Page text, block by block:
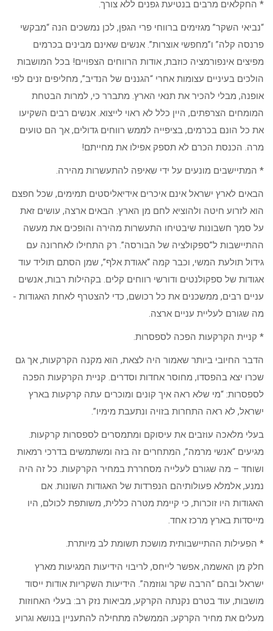
* החקלאים מרבים בנטיעת גפנים ללא צורך.
“נביאי השקר” מגזימים ברווחי פרי הגפן, לכן נמשכים הנה “מבקשי
פרנסה קלה” ו”מחפשי אוצרות”. אנשים שאינם מבינים בכרמים
מפיצים אינפורמציה כוזבת, אודות הרווחים הצפויים! בכל המושבות
הולכים בעיניים עצומות אחרי “הגננים של הנדיב”, מחליפים זנים לפי
אופנה, מבלי להכיר את תנאי הארץ. מתברר כי, למרות הבטחת
המומחים הצרפתים, היין כלל לא ראוי לייצוא. אנשים רבים השקיעו
את כל הונם בכרמים, בציפייה לממש רווחים גדולים, אך הם טועים
מרה. הכנסת הכרם לא תספק אפילו את מחייתם!
* המתיישבים מונעים על ידי שאיפה להתעשרות מהירה.
הבאים לארץ ישראל אינם איכרים אידיאליסטים תמימים, שכל חפצם
הוא לזרוע חיטה ולהוציא לחם מן הארץ. הבאים ארצה, עושים זאת
על סמך חשבונות שיבטיחו התעשרות מהירה והופכים את מעשה
ההתיישבות ל”ספקולציה של הבורסה”. רק התחילו לאחרונה עם
גידול תולעת המשי, וכבר קמה “אגודת אלף”, שמן הסתם תוליד עוד
אגודות של ספקולנטים ודורשי רווחים קלים. בקהילות רבות, אנשים
עניים רבים, ממשכנים את כל רכושם, כדי להצטרף לאחת האגודות -
מה שגורם לעליית עניים ארצה.
* קניית הקרקעות הפכה לספסרות.
הדבר החיובי ביותר שאמור היה לצאת, הוא מקנה הקרקעות, אך גם
שכרו יצא בהפסדו, מחוסר אחדות וסדרים. קניית הקרקעות הפכה
לספסרות: “מי שלא ראה איך קונים ומוכרים עתה קרקעות בארץ
ישראל, לא ראה התחרות בזויה ונתעבת מימיו”.
בעלי מלאכה עוזבים את עיסוקם ומתמסרים לספסרות קרקעות.
מגיעים “אנשי מרמה”, המתחרים זה בזה ומשתמשים בדרכי רמאות
ושוחד – מה שגורם לעלייה מסחררת במחיר הקרקעות. כל זה היה
נמנע, אלמלא פעולותיהם הנפרדות של האגודות השונות. אם
האגודות היו זוכרות, כי קיימת מטרה כללית, משותפת לכולם, היו
מייסדות בארץ מרכז אחד.
* הפעילות ההתיישבותית מושכת תשומת לב מיותרת.
חלק מן האשמה, אפשר לייחס, לריבוי הידיעות המגיעות מארץ
ישראל ובהם “הרבה שקר וגוזמה”. הידיעות השקריות אודות ייסוד
מושבות, עוד בטרם נקנתה הקרקע, מביאות נזק רב: בעלי האחוזות
מעלים את מחיר הקרקע; הממשלה מתחילה להתעניין בנושא וגרוע